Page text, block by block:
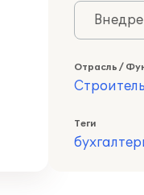
Отрасль /
Теги